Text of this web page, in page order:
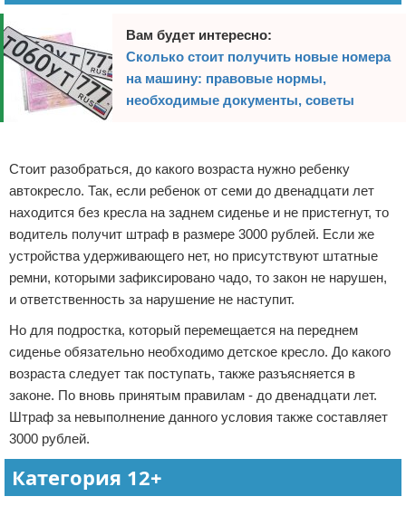
Вам будет интересно:
Сколько стоит получить новые номера
на машину: правовые нормы,
необходимые документы, советы
Стоит разобраться, до какого возраста нужно ребенку
автокресло. Так, если ребенок от семи до двенадцати лет
находится без кресла на заднем сиденье и не пристегнут, то
водитель получит штраф в размере 3000 рублей. Если же
устройства удерживающего нет, но присутствуют штатные
ремни, которыми зафиксировано чадо, то закон не нарушен,
и ответственность за нарушение не наступит.
Но для подростка, который перемещается на переднем
сиденье обязательно необходимо детское кресло. До какого
возраста следует так поступать, также разъясняется в
законе. По вновь принятым правилам - до двенадцати лет.
Штраф за невыполнение данного условия также составляет
3000 рублей.
Категория 12+